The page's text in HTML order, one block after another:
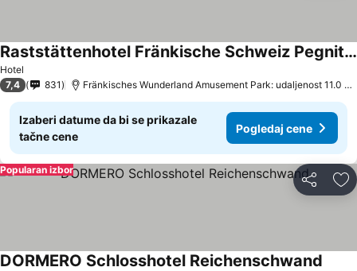
Hotel
Raststättenhotel Fränkische Schweiz Pegnitz Ost
7,4 831 Fränkisches Wunderland Amusement Park: udaljenost 11.0 km
Izaberi datume da bi se prikazale
tačne cene
Pogledaj cene
Deli
Popularan izbor
DORMERO Schlosshotel Reichenschwand